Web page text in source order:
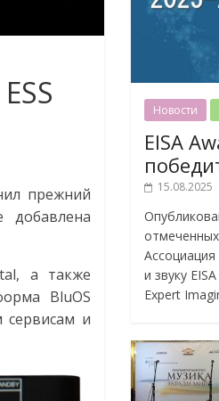
прежний
добавлена
а также
BluOS
и
Новости
EISA
15.08.2025
отмеченных
Ассоциация
и звуку
Expert